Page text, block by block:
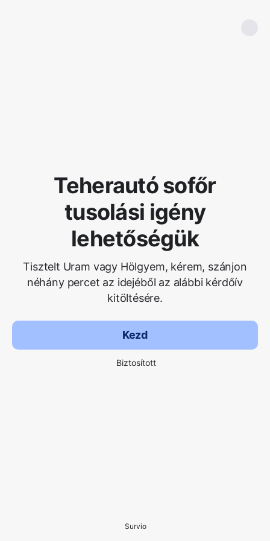
Teherautó sofőr
tusolási igény
lehetőségük
Tisztelt Uram vagy Hölgyem, kérem, szánjon
néhány percet az idejéből az alábbi kérdőív
kitöltésére.
Kezd
Biztosított
Survio